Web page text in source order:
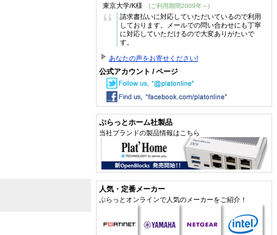
東京大学/K様 (ご利用期間2009年～)
“
請求書払いに対応していただいているので利用
しております。メールでの問い合わせにも丁寧
に対応していただけるので大変ありがたいで
す。
あなたの声をお寄せください!
公式アカウント / ページ
ぷらっとホーム社製品
当社ブランドの製品情報はこちら
人気・定番メーカー
ぷらっとオンラインで人気のメーカーをご紹介！